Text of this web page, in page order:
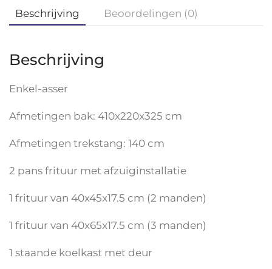
Beschrijving Beoordelingen (0)
Beschrijving
Enkel-asser
Afmetingen bak: 410x220x325 cm
Afmetingen trekstang: 140 cm
2 pans frituur met afzuiginstallatie
1 frituur van 40x45x17.5 cm (2 manden)
1 frituur van 40x65x17.5 cm (3 manden)
1 staande koelkast met deur